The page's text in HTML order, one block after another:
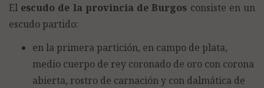
El escudo de la provincia de Burgos consiste en un
escudo partido:
en la primera partición, en campo de plata,
medio cuerpo de rey coronado de oro con corona
abierta, rostro de carnación y con dalmática de